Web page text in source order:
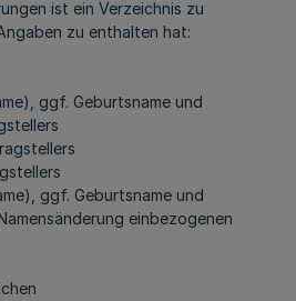
ist ein Verzeichnis zu
zu enthalten hat:
ggf. Geburtsname und
ggf. Geburtsname und
einbezogenen